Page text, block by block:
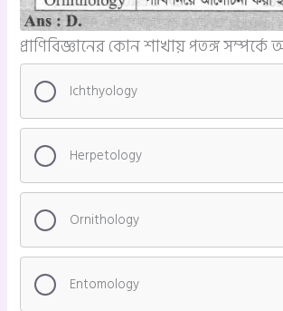
প্রাণিবিজ্ঞানের কোন শাখায় পতঙ্গ
Ichthyology
Herpetology
Ornithology
Entomology